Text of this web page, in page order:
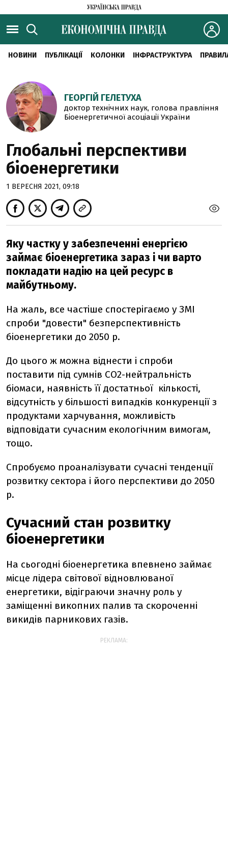
НОВИНИ ПУБЛІКАЦІЇ КОЛОНКИ ІНФРАСТРУКТУРА
ГЕОРГІЙ ГЕЛЕТУХА
доктор технічних наук, голова правління
Біоенергетичної асоціації України
Глобальні перспективи
біоенергетики
1 ВЕРЕСНЯ 2021, 09:18
Яку частку у забезпеченні енергією
займає біоенергетика зараз і чи варто
покладати надію на цей ресурс в
майбутньому.
На жаль, все частіше спостерігаємо у ЗМІ
спроби "довести" безперспективність
біоенергетики до 2050 р.
До цього ж можна віднести і спроби
поставити під сумнів СО2-нейтральність
біомаси, наявність її достатньої кількості,
відсутність у більшості випадків конкуренції з
продуктами харчування, можливість
відповідати сучасним екологічним вимогам,
тощо.
Спробуємо проаналізувати сучасні тенденції
розвитку сектора і його перспективи до 2050
р.
Сучасний стан розвитку
біоенергетики
На сьогодні біоенергетика впевнено займає
місце лідера світової відновлюваної
енергетики, відіграючи значну роль у
заміщенні викопних палив та скороченні
викидів парникових газів.
РЕКЛАМА: